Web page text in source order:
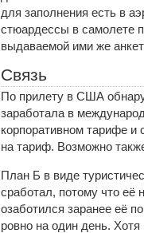
для заполнения есть в
стюардессы в самолете
выдаваемой ими же
Связь
По прилету в США
заработала в
корпоративном тарифе и
на тариф. Возможно
План Б в виде
сработал, потому что её
озаботился заранее её
ровно на один день.